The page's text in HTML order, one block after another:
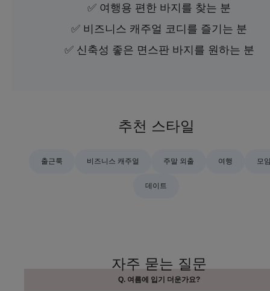
✅ 여행용 편한 바지를 찾는 분
✅ 비즈니스 캐주얼 코디를 즐기는 분
✅ 신축성 좋은 면스판 바지를 원하는 분
추천 스타일
출근룩 비즈니스 캐주얼 주말 외출 여행 모
데이트
자주 묻는 질문
Q. 여름에 입기 더운가요?